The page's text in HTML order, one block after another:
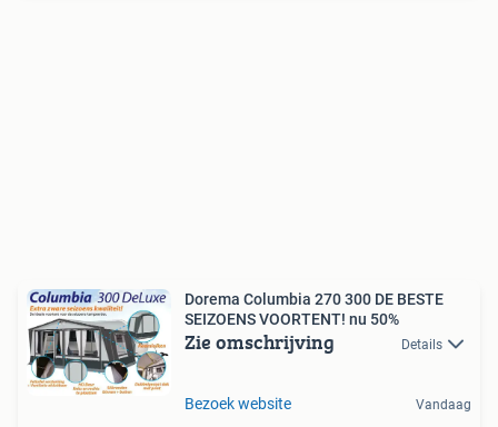
Dorema Columbia 270 300 DE BESTE
SEIZOENS VOORTENT! nu 50%
Zie omschrijving Details
Bezoek website Vandaag